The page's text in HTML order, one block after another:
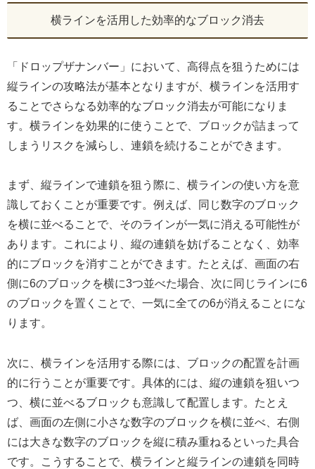
横ラインを活用した効率的なブロック消去
「ドロップザナンバー」において、高得点を狙うためには
縦ラインの攻略法が基本となりますが、横ラインを活用す
ることでさらなる効率的なブロック消去が可能になりま
す。横ラインを効果的に使うことで、ブロックが詰まって
しまうリスクを減らし、連鎖を続けることができます。
まず、縦ラインで連鎖を狙う際に、横ラインの使い方を意
識しておくことが重要です。例えば、同じ数字のブロック
を横に並べることで、そのラインが一気に消える可能性が
あります。これにより、縦の連鎖を妨げることなく、効率
的にブロックを消すことができます。たとえば、画面の右
側に6のブロックを横に3つ並べた場合、次に同じラインに6
のブロックを置くことで、一気に全ての6が消えることにな
ります。
次に、横ラインを活用する際には、ブロックの配置を計画
的に行うことが重要です。具体的には、縦の連鎖を狙いつ
つ、横に並べるブロックも意識して配置します。たとえ
ば、画面の左側に小さな数字のブロックを横に並べ、右側
には大きな数字のブロックを縦に積み重ねるといった具合
です。こうすることで、横ラインと縦ラインの連鎖を同時